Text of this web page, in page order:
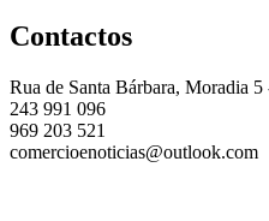
Contactos
Rua de Santa Bárbara, Moradia
243 991 096
969 203 521
comercioenoticias@outlook.com